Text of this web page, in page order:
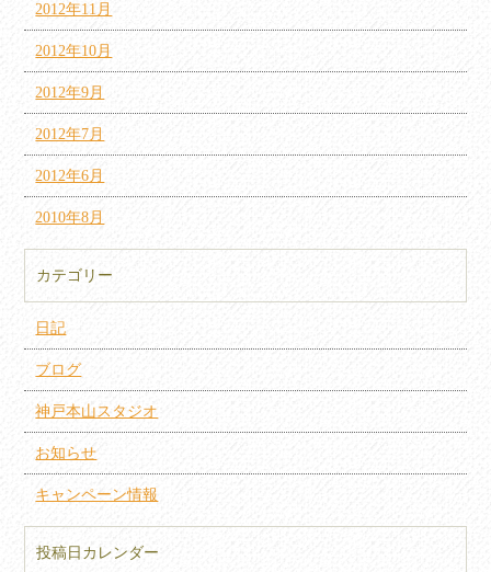
2012年11月
2012年10月
2012年9月
2012年7月
2012年6月
2010年8月
カテゴリー
日記
ブログ
神戸本山スタジオ
お知らせ
キャンペーン情報
投稿日カレンダー